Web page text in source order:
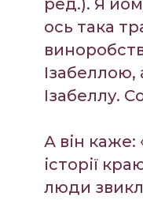
ред.). Я
ось така
Ізабеллою,
Ізабеллу.
А він
історії
люди